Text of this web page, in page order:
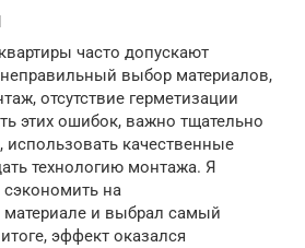
часто допускают
выбор материалов,
отсутствие герметизации
этих ошибок, важно тщательно
использовать качественные
технологию монтажа. Я
на
и выбрал самый
эффект оказался